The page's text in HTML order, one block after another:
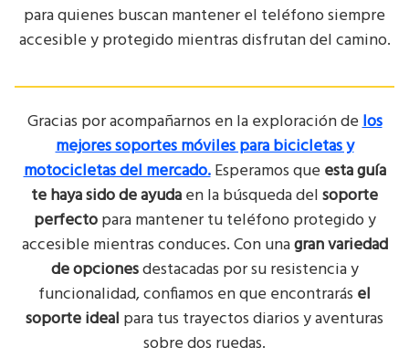
para quienes buscan mantener el teléfono siempre
accesible y protegido mientras disfrutan del camino.
Gracias por acompañarnos en la exploración delos
mejores soportes móviles para bicicletas y
motocicletas del mercado.Esperamos que esta guía
te haya sido de ayudaen la búsqueda delsoporte
perfectopara mantener tu teléfono protegido y
accesible mientras conduces. Con unagran variedad
de opcionesdestacadas por su resistencia y
funcionalidad, confiamos en que encontrarás el
soporte ideal para tus trayectos diarios y aventuras
sobre dos ruedas.